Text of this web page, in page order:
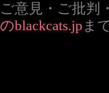
ご意見・ご批判
のblackcats.jp ま